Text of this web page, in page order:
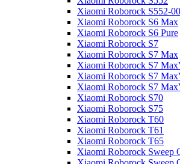
Xiaomi Roborock S552-00
Xiaomi Roborock S6 Max
Xiaomi Roborock S6 Pure
Xiaomi Roborock S7
Xiaomi Roborock S7 Max
Xiaomi Roborock S7
Xiaomi Roborock S7
Xiaomi Roborock S7
Xiaomi Roborock S70
Xiaomi Roborock S75
Xiaomi Roborock T60
Xiaomi Roborock T61
Xiaomi Roborock T65
Xiaomi Roborock Sweep